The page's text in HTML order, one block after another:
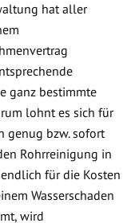
hat aller
ganz bestimmte
lohnt es sich für
genug bzw. sofort
Rohrreinigung in
für die Kosten
Wasserschaden
wird